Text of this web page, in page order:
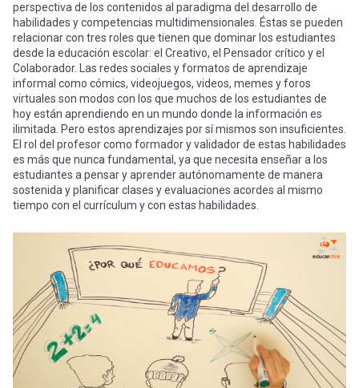
perspectiva de los contenidos al paradigma del desarrollo de
habilidades y competencias multidimensionales. Éstas se pueden
relacionar con tres roles que tienen que dominar los estudiantes
desde la educación escolar: el Creativo, el Pensador crítico y el
Colaborador. Las redes sociales y formatos de aprendizaje
informal como cómics, videojuegos, videos, memes y foros
virtuales son modos con los que muchos de los estudiantes de
hoy están aprendiendo en un mundo donde la información es
ilimitada. Pero estos aprendizajes por sí mismos son insuficientes.
El rol del profesor como formador y validador de estas habilidades
es más que nunca fundamental, ya que necesita enseñar a los
estudiantes a pensar y aprender autónomamente de manera
sostenida y planificar clases y evaluaciones acordes al mismo
tiempo con el currículum y con estas habilidades.